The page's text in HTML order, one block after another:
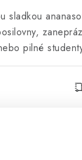
sladkou
pilné